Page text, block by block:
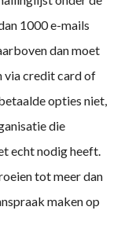
1000 e-mails
dan moet
via credit card of
opties niet,
die
echt nodig heeft.
tot meer dan
maken op